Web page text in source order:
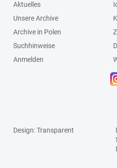
Aktuelles
Unsere Archive
Archive in Polen
Suchhinweise
Anmelden
Design: Transparent